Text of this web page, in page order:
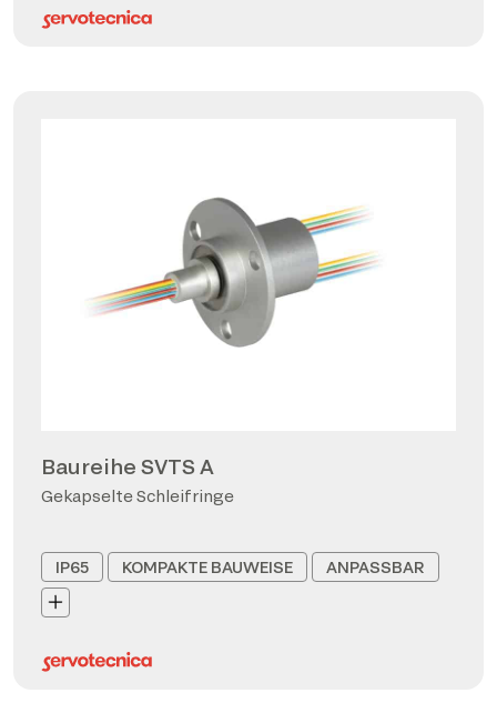
Baureihe SVTS A
Gekapselte Schleifringe
IP65 KOMPAKTE BAUWEISE ANPASSBAR